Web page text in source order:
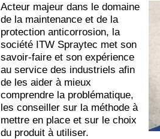
Acteur majeur dans le domaine
de la maintenance et de la
protection anticorrosion, la
société ITW Spraytec met son
savoir-faire et son expérience
au service des industriels afin
de les aider à mieux
comprendre la problématique,
les conseiller sur la méthode à
mettre en place et sur le choix
du produit à utiliser.